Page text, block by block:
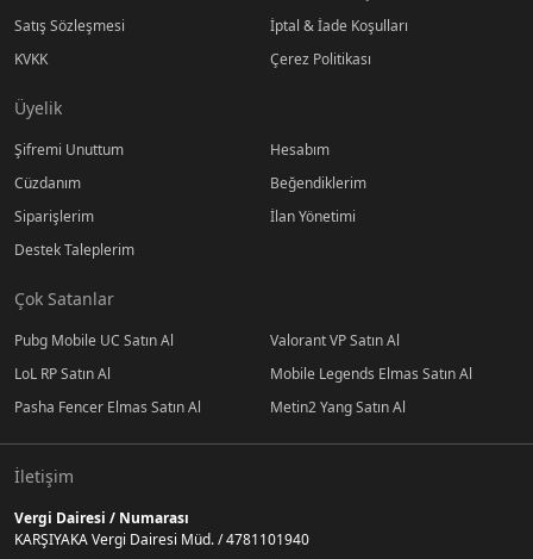
Satış Sözleşmesi
İptal & İade Koşulları
KVKK
Çerez Politikası
Üyelik
Şifremi Unuttum
Hesabım
Cüzdanım
Beğendiklerim
Siparişlerim
İlan Yönetimi
Destek Taleplerim
Çok Satanlar
Pubg Mobile UC Satın Al
Valorant VP Satın Al
LoL RP Satın Al
Mobile Legends Elmas Satın Al
Pasha Fencer Elmas Satın Al
Metin2 Yang Satın Al
İletişim
Vergi Dairesi / Numarası
KARŞIYAKA Vergi Dairesi Müd. / 4781101940